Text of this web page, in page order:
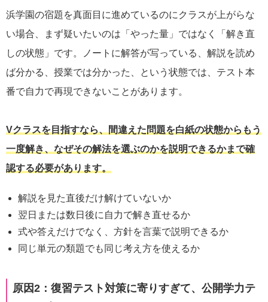
浜学園の宿題を真面目に進めているのにクラスが上がらな
い場合、まず疑いたいのは「やった量」ではなく「解き直
しの状態」です。ノートに解答が写っている、解説を読め
ば分かる、授業では分かった、という状態では、テスト本
番で自力で再現できないことがあります。
Vクラスを目指すなら、間違えた問題を白紙の状態からもう
一度解き、なぜその解法を選ぶのかを説明できるかまで確
認する必要があります。
解説を見た直後だけ解けていないか
翌日または数日後に自力で解き直せるか
式や答えだけでなく、方針を言葉で説明できるか
同じ単元の類題でも同じ考え方を使えるか
原因2：復習テスト対策に寄りすぎて、公開学力テ